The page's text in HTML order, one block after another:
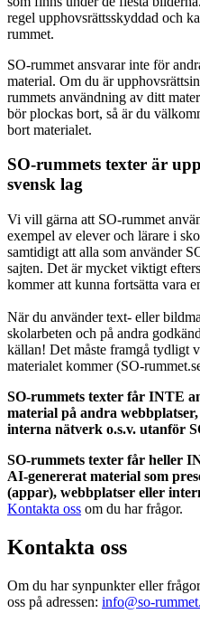
regel upphovsrättsskyddad och
rummet.
SO-rummet ansvarar inte för
material. Om du är
rummets användning av ditt
bör plockas bort, så är du
bort materialet.
SO-rummets texter är
svensk lag
Vi vill gärna att SO-rummet
exempel av elever och lärare i
samtidigt att alla som använder
sajten. Det är mycket viktigt
kommer att kunna fortsätta vara
När du använder text- eller
skolarbeten och på andra
källan! Det måste framgå tydligt
materialet kommer (SO-
SO-rummets texter får INTE
material på andra
interna nätverk o.s.v. utanför
SO-rummets texter får heller
AI-genererat material som
(appar), webbplatser eller
Kontakta oss om du har frågor.
Kontakta oss
Om du har synpunkter eller
oss på adressen: info@so-